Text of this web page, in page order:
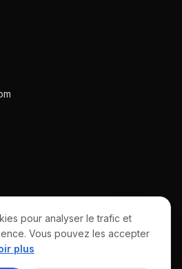
droits réservés
pour analyser le trafic et
Vous pouvez les accepter
plus